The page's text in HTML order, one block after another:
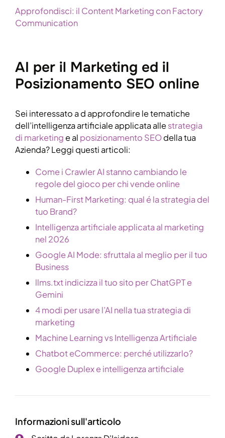
Approfondisci: il Content Marketing con Factory
Communication
AI per il Marketing ed il
Posizionamento SEO online
Sei interessato a d approfondire le tematiche
dell’intelligenza artificiale applicata allestrategia
di marketing e al posizionamento SEOdella tua
Azienda? Leggi questi articoli:
Come i Crawler AI stanno cambiando le
regole del gioco per chi vende online
Human-First Marketing: qual é la strategia del
tuo Brand?
Intelligenza artificiale applicata al marketing
nel 2026
Google AI Mode: sfruttala al meglio per il tuo
Business
llms.txt indicizza il tuo sito per ChatGPT e
Gemini
4 modi per usare l’AI nella tua strategia di
marketing
Machine Learning vs Intelligenza Artificiale
Chatbot eCommerce: perché utilizzarlo?
Google Duplex e intelligenza artificiale
Informazioni sull'articolo